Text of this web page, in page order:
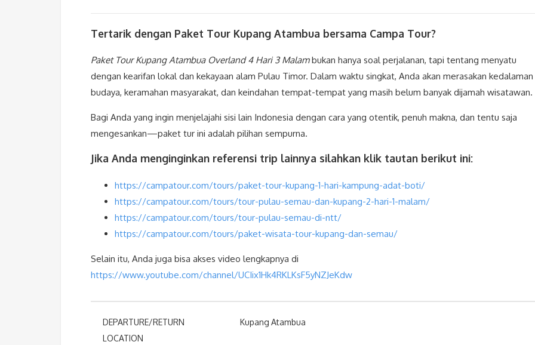
Tertarik dengan Paket Tour Kupang Atambua bersama Campa Tour?
Paket Tour Kupang Atambua Overland 4 Hari 3 Malambukan hanya soal perjalanan, tapi tentang menyatu
dengan kearifan lokal dan kekayaan alam Pulau Timor. Dalam waktu singkat, Anda akan merasakan kedalaman
budaya, keramahan masyarakat, dan keindahan tempat-tempat yang masih belum banyak dijamah wisatawan.
Bagi Anda yang ingin menjelajahi sisi lain Indonesia dengan cara yang otentik, penuh makna, dan tentu saja
mengesankan—paket tur ini adalah pilihan sempurna.
Jika Anda menginginkan referensi trip lainnya silahkan klik tautan berikut ini:
https://campatour.com/tours/paket-tour-kupang-1-hari-kampung-adat-boti/
https://campatour.com/tours/tour-pulau-semau-dan-kupang-2-hari-1-malam/
https://campatour.com/tours/tour-pulau-semau-di-ntt/
https://campatour.com/tours/paket-wisata-tour-kupang-dan-semau/
Selain itu, Anda juga bisa akses video lengkapnya di
https://www.youtube.com/channel/UCIix1Hk4RKLKsF5yNZJeKdw
DEPARTURE/RETURN
LOCATION
Kupang Atambua